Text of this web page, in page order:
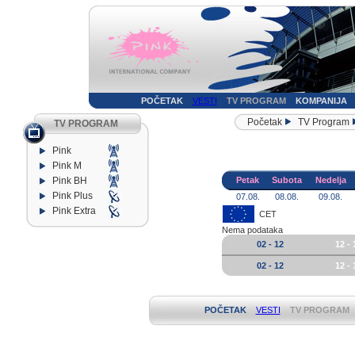
POČETAK VESTI TV PROGRAM KOMPANIJA
TV PROGRAM
Pink
Pink M
Pink BH
Pink Plus
Pink Extra
Početak TV Program
Petak Subota
Nedelja
07.08.
08.08.
09.08.
CET
Nema podataka
02 - 12
12 -
02 - 12 12 -
POČETAK VESTI TV PROGRAM